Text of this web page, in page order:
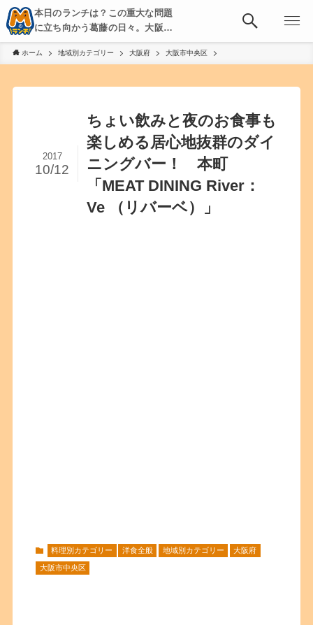
本日のランチは？この重大な問題
に立ち向かう葛藤の日々。大阪・
京都・神戸を中心とした食べ歩
き、飲み歩きを綴る。
ホーム 地域別カテゴリー 大阪府 大阪市中央区
ちょい飲みと夜のお食事も
楽しめる居心地抜群のダイ
ニングバー！ 本町
「MEAT DINING River：
Ve （リバーベ）」
2017
10/12
料理別カテゴリー 洋食全般 地域別カテゴリー 大阪府
大阪市中央区